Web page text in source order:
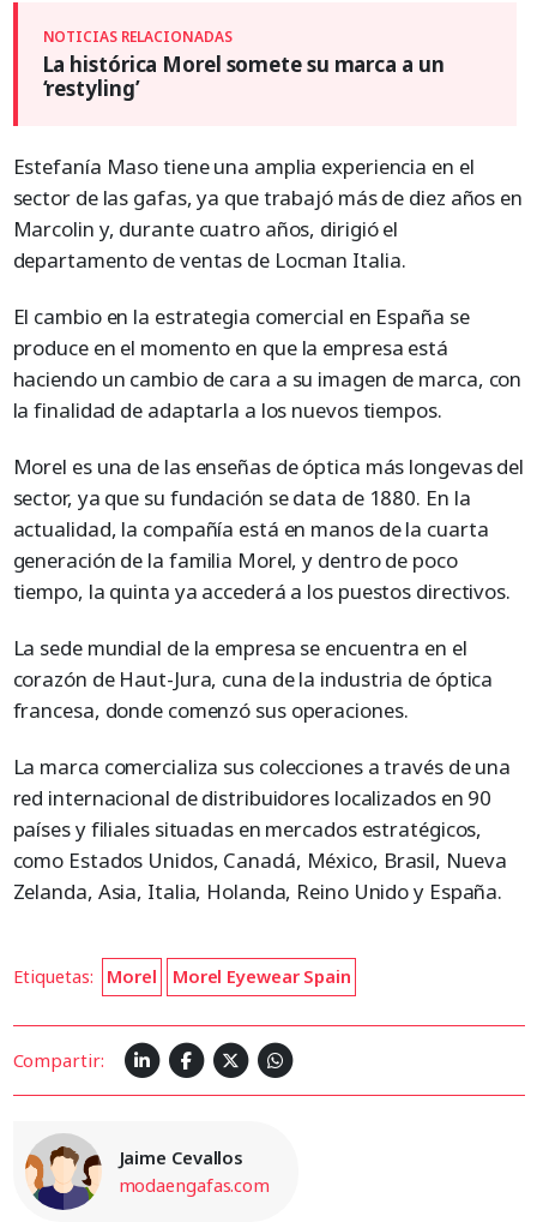
La histórica Morel somete su marca a un
‘restyling’
Estefanía Maso tiene una amplia experiencia en el
sector de las gafas, ya que trabajó más de diez años en
Marcolin y, durante cuatro años, dirigió el
departamento de ventas de Locman Italia.
El cambio en la estrategia comercial en España se
produce en el momento en que la empresa está
haciendo un cambio de cara a su imagen de marca, con
la finalidad de adaptarla a los nuevos tiempos.
Morel es una de las enseñas de óptica más longevas del
sector, ya que su fundación se data de 1880. En la
actualidad, la compañía está en manos de la cuarta
generación de la familia Morel, y dentro de poco
tiempo, la quinta ya accederá a los puestos directivos.
La sede mundial de la empresa se encuentra en el
corazón de Haut-Jura, cuna de la industria de óptica
francesa, donde comenzó sus operaciones.
La marca comercializa sus colecciones a través de una
red internacional de distribuidores localizados en 90
países y filiales situadas en mercados estratégicos,
como Estados Unidos, Canadá, México, Brasil, Nueva
Zelanda, Asia, Italia, Holanda, Reino Unido y España.
Etiquetas: Morel Morel Eyewear Spain
Compartir:
Jaime Cevallos
modaengafas.com